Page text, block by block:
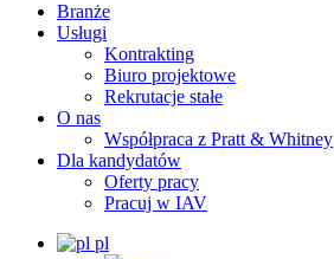
Branże
Usługi
Kontrakting
Biuro projektowe
Rekrutacje stałe
O nas
Współpraca z Pratt & Whitney
Dla kandydatów
Oferty pracy
Pracuj w IAV
pl